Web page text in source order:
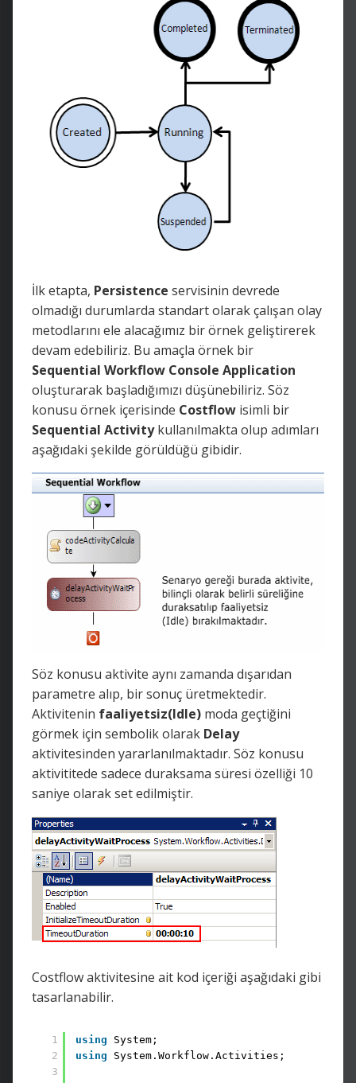
İlk etapta, Persistence servisinin devrede
olmadığı durumlarda standart olarak çalışan olay
metodlarını ele alacağımız bir örnek geliştirerek
devam edebiliriz. Bu amaçla örnek bir
Sequential Workflow Console Application
oluşturarak başladığımızı düşünebiliriz. Söz
konusu örnek içerisinde Costflow isimli bir
Sequential Activitykullanılmakta olup adımları
aşağıdaki şekilde görüldüğü gibidir.
Söz konusu aktivite aynı zamanda dışarıdan
parametre alıp, bir sonuç üretmektedir.
Aktivitenin faaliyetsiz(Idle) moda geçtiğini
görmek için sembolik olarak Delay
aktivitesinden yararlanılmaktadır. Söz konusu
aktivititede sadece duraksama süresi özelliği 10
saniye olarak set edilmiştir.
Costflow aktivitesine ait kod içeriği aşağıdaki gibi
tasarlanabilir.
1
2
3
using
System;
using
System.Workflow.Activities;